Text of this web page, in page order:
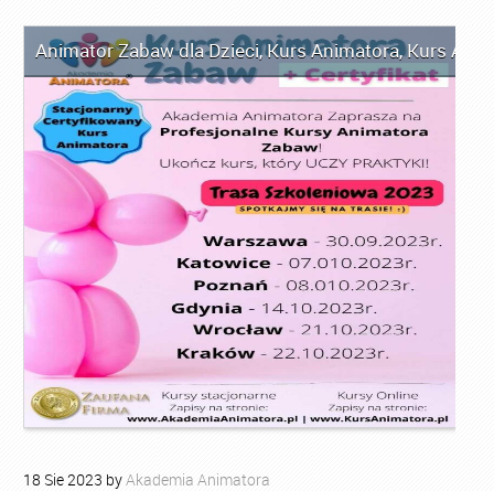
Animator Zabaw dla Dzieci,Kurs Animatora,Kurs
18 Sie2023 byAkademia Animatora